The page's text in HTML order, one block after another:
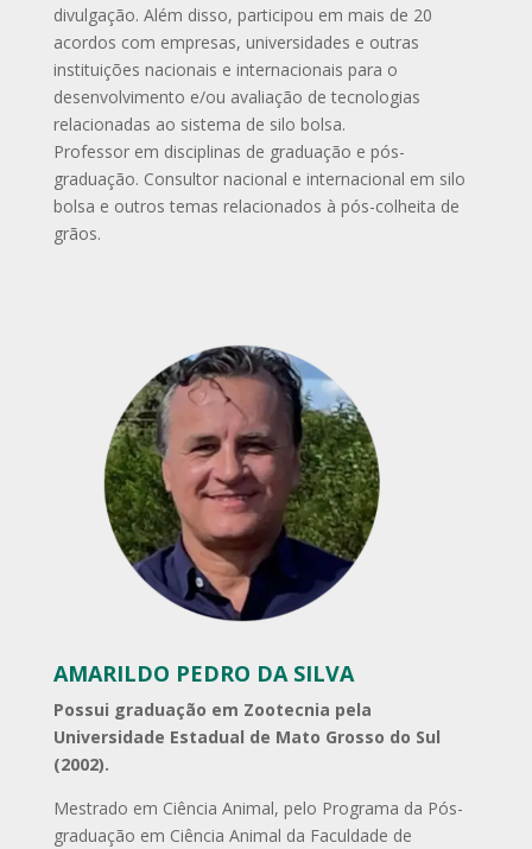
divulgação. Além disso, participou em mais de 20
acordos com empresas, universidades e outras
instituições nacionais e internacionais para o
desenvolvimento e/ou avaliação de tecnologias
relacionadas ao sistema de silo bolsa.
Professor em disciplinas de graduação e pós-
graduação. Consultor nacional e internacional em silo
bolsa e outros temas relacionados à pós-colheita de
grãos.
AMARILDO PEDRO DA SILVA
Possui graduação em Zootecnia pela
Universidade Estadual de Mato Grosso do Sul
(2002).
Mestrado em Ciência Animal, pelo Programa da Pós-
graduação em Ciência Animal da Faculdade de